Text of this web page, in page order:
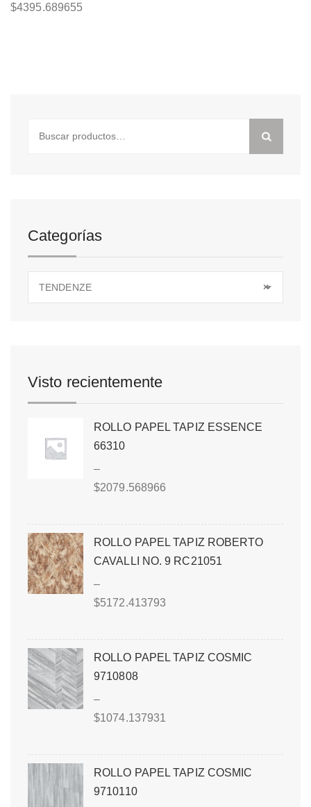
$4395.689655
Categorías
×
TENDENZE
Visto recientemente
ROLLO PAPEL TAPIZ ESSENCE
66310
–
$2079.568966
ROLLO PAPEL TAPIZ ROBERTO
CAVALLI NO. 9 RC21051
–
$5172.413793
ROLLO PAPEL TAPIZ COSMIC
9710808
–
$1074.137931
ROLLO PAPEL TAPIZ COSMIC
9710110